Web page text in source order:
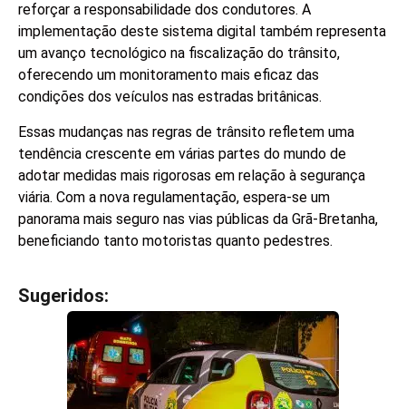
reforçar a responsabilidade dos condutores. A
implementação deste sistema digital também representa
um avanço tecnológico na fiscalização do trânsito,
oferecendo um monitoramento mais eficaz das
condições dos veículos nas estradas britânicas.
Essas mudanças nas regras de trânsito refletem uma
tendência crescente em várias partes do mundo de
adotar medidas mais rigorosas em relação à segurança
viária. Com a nova regulamentação, espera-se um
panorama mais seguro nas vias públicas da Grã-Bretanha,
beneficiando tanto motoristas quanto pedestres.
Sugeridos: